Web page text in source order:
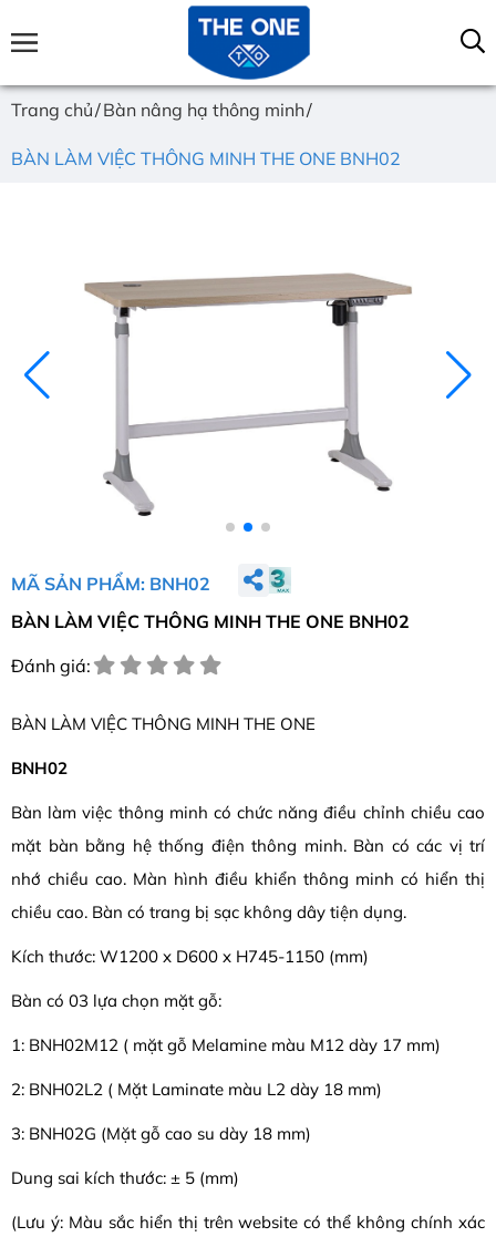
Trang chủ Bàn nâng hạ thông minh
BÀN LÀM VIỆC THÔNG MINH THE ONE BNH02
MÃ SẢN PHẨM: BNH02
BÀN LÀM VIỆC THÔNG MINH THE ONE BNH02
Đánh giá:
BÀN LÀM VIỆC THÔNG MINH THE ONE
BNH02
Bàn làm việc thông minh có chức năng điều chỉnh chiều cao
mặt bàn bằng hệ thống điện thông minh. Bàn có các vị trí
nhớ chiều cao. Màn hình điều khiển thông minh có hiển thị
chiều cao. Bàn có trang bị sạc không dây tiện dụng.
Kích thước: W1200 x D600 x H745-1150 (mm)
Bàn có 03 lựa chọn mặt gỗ:
1: BNH02M12 ( mặt gỗ Melamine màu M12 dày 17 mm)
2: BNH02L2 ( Mặt Laminate màu L2 dày 18 mm)
3: BNH02G (Mặt gỗ cao su dày 18 mm)
Dung sai kích thước: ± 5 (mm)
(Lưu ý: Màu sắc hiển thị trên website có thể không chính xác